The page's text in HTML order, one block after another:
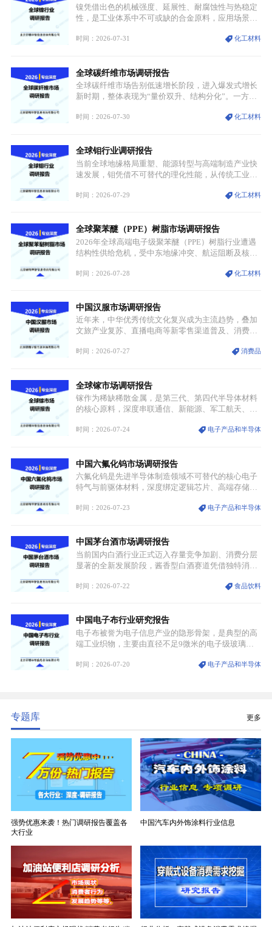
具备强劲的发展活力。
镍凭借出色的机械强度、延展性、耐腐蚀性与热稳定
性，是工业体系中不可或缺的合金原料，应用场景横
用价值难以被替代。依托理化优势，镍被全球主要经
型为新能源核心战略矿产，全球产业形成“印尼掌控
资源与产能、中国主导消费与技术、工艺向低碳湿法
迭代、再生镍加速补位”的全新格局。
时间：2026-07-31 化工材料
全球碳纤维市场调研报告
全球碳纤维市场告别低速增长阶段，进入爆发式增长
新时期，整体表现为“量价双升、结构分化”。一方面
持续扩张；另一方面产品、需求、应用场景呈现明显
体规模扩张，高附加值领域与规模化工业应用形成两
大独立增长体系。
时间：2026-07-30 化工材料
全球钼行业调研报告
当前全球地缘格局重塑、能源转型与高端制造产业快
速发展，钼凭借不可替代的理化性能，从传统工业金
需格局重构、价值体系重估的新阶段。钼是典型难熔
贯穿传统工业、高端制造、军工、新能源等多个核心
产业，成为现代工业体系中不可或缺的基础材料。
时间：2026-07-29 化工材料
全球聚苯醚（PPE）树脂市场调研报告
2026年全球高端电子级聚苯醚（PPE）树脂行业遭遇
结构性供给危机，受中东地缘冲突、航运阻断及核心
停产，行业长期维持寡头垄断的供应链格局彻底瓦
价无市”的供给真空，并沿高频覆铜板、PCB电路板向
AI服务器、5G基站等高端电子终端持续传导，全产业
链生产、成本、交付均承受巨大压力。
时间：2026-07-28 化工材料
中国汉服市场调研报告
近年来，中华优秀传统文化复兴成为主流趋势，叠加
文旅产业复苏、直播电商等新零售渠道普及、消费群
服不再局限于传统节日、古风活动等小众场景，逐步
重要载体。同时，行业标准落地、生产技术升级、原
创设计能力提升，进一步夯实产业发展根基，吸引传
统服饰品牌、文旅企业等跨界入局，市场活力持续释
时间：2026-07-27 消费品
全球镓市场调研报告
镓作为稀缺稀散金属，是第三代、第四代半导体材料
的核心原料，深度串联通信、新能源、军工航天、光
与大国科技博弈的关键战略资源。镓并非传统大宗金
领域渗透”的战略体系，成为全球科技产业运转的刚
需资源。
时间：2026-07-24 电子产品和半导体
中国六氟化钨市场调研报告
六氟化钨是先进半导体制造领域不可替代的核心电子
特气与前驱体材料，深度绑定逻辑芯片、高端存储芯
沉积（CVD）、原子层沉积（ALD）工艺专用前驱体
密制造流程。
时间：2026-07-23 电子产品和半导体
中国茅台酒市场调研报告
当前国内白酒行业正式迈入存量竞争加剧、消费分层
显著的全新发展阶段，酱香型白酒赛道凭借独特消费
道。贵州茅台凭借独一无二的核心产区壁垒、刚性产
业。
时间：2026-07-22 食品饮料
中国电子布行业研究报告
电子布被誉为电子信息产业的隐形骨架，是典型的高
端工业织物，主要由直径不足9微米的电子级玻璃纤
生产制造过程中不可或缺的核心基材。电子布具备高
时间：2026-07-20 电子产品和半导体
专题库 更多
强势优惠来袭！热门调研报告覆盖各
大行业
中国汽车内外饰涂料行业信息